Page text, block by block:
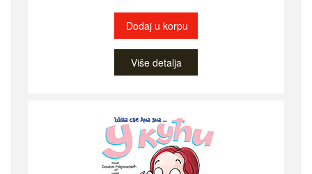
Dodaj u korpu
Više detalja